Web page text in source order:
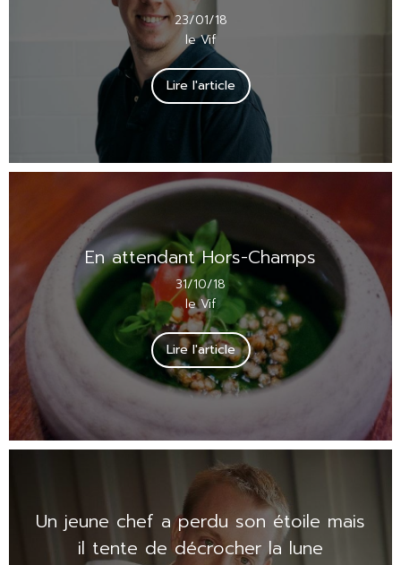
23/01/18
le Vif
Lire l'article
En attendant Hors-Champs
31/10/18
le Vif
Lire l'article
Un jeune chef a perdu son étoile mais
il tente de décrocher la lune